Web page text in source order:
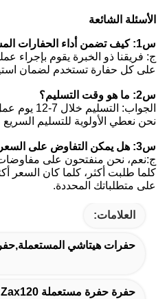
الأسئلة الشائعة
س1: كيف تضمن أداء الحفارات المستعملة؟
ج: فريقنا ذو الخبرة يقوم بإجراء
على كل حفارة تستخدم لضمان
س2: ما هو وقت التسليم؟
الجواب:
نحن نعطي الأولوية للتسليم
س3: هل يمكن التفاوض على السعر للطلبات الكبيرة؟
ج:نعم، نحن منفتحون على مفاوضات
كلما طلبت أكثر، كلما كان السعر
على متطلباتك المحددة.
العلامات:
حفرات هيتاشي
حفرة حفرة مستعملة HITACHI Zax120,زاكس 120 آلة بناء مستعملة